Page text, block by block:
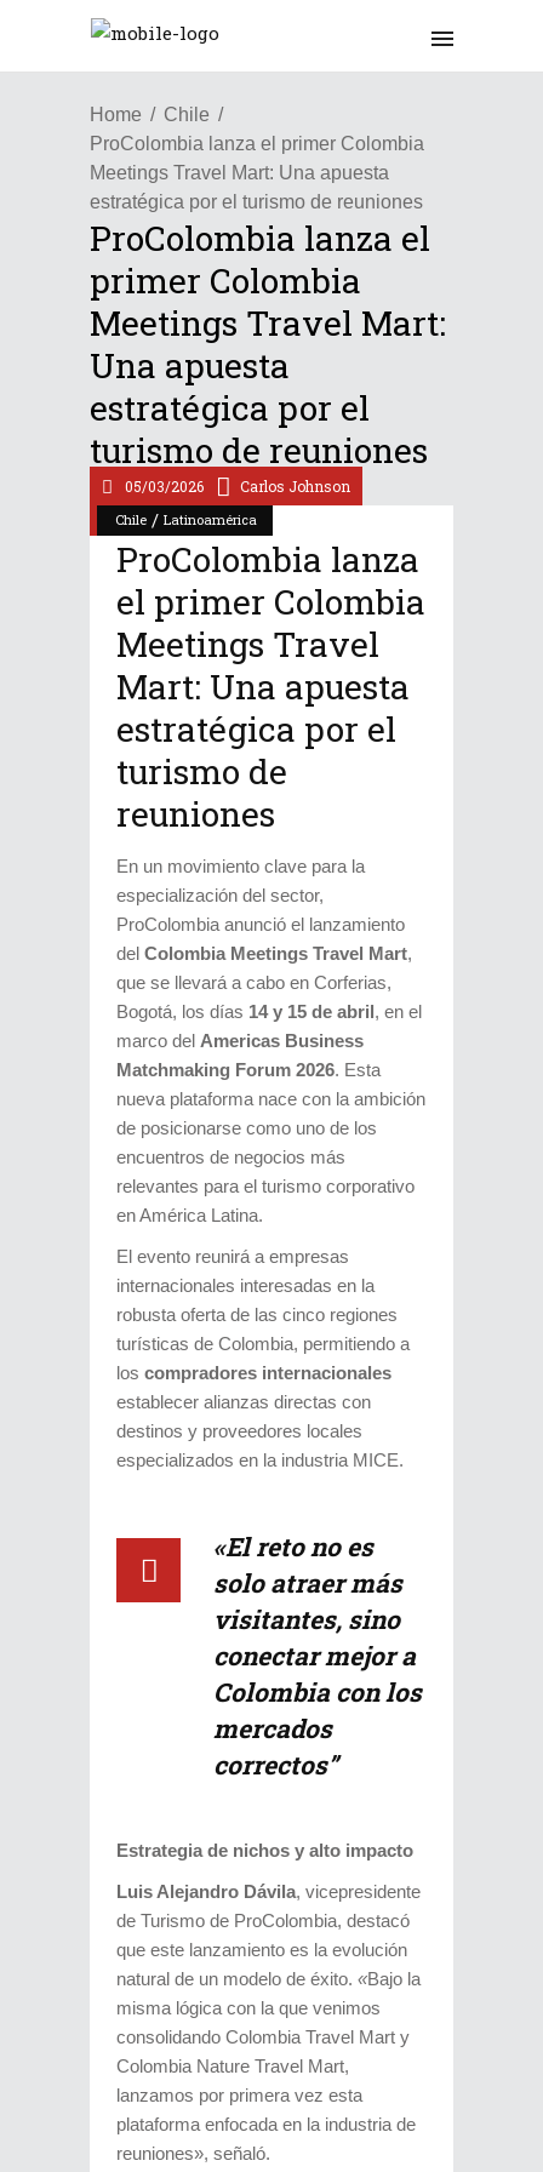
Home
Chile
ProColombia lanza el primer Colombia
Meetings Travel Mart: Una apuesta
estratégica por el turismo de reuniones
ProColombia lanza el
primer Colombia
Meetings Travel Mart:
Una apuesta
estratégica por el
turismo de reuniones
Chile / Latinoamérica
05/03/2026 Carlos Johnson
ProColombia lanza
el primer Colombia
Meetings Travel
Mart: Una apuesta
estratégica por el
turismo de
reuniones
En un movimiento clave para la
especialización del sector,
ProColombia anunció el lanzamiento
del Colombia Meetings Travel Mart,
que se llevará a cabo en Corferias,
Bogotá, los días 14 y 15 de abril, en el
marco del Americas Business
Matchmaking Forum 2026. Esta
nueva plataforma nace con la ambición
de posicionarse como uno de los
encuentros de negocios más
relevantes para el turismo corporativo
en América Latina.
El evento reunirá a empresas
internacionales interesadas en la
robusta oferta de las cinco regiones
turísticas de Colombia, permitiendo a
los compradores internacionales
establecer alianzas directas con
destinos y proveedores locales
especializados en la industria MICE.
«El reto no es
solo atraer más
visitantes, sino
conectar mejor a
Colombia con los
mercados
correctos”
Estrategia de nichos y alto impacto
Luis Alejandro Dávila, vicepresidente
de Turismo de ProColombia, destacó
que este lanzamiento es la evolución
natural de un modelo de éxito. «Bajo la
misma lógica con la que venimos
consolidando Colombia Travel Mart y
Colombia Nature Travel Mart,
lanzamos por primera vez esta
plataforma enfocada en la industria de
reuniones», señaló.